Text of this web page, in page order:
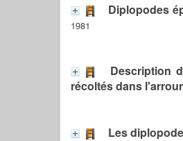
Diplopodes
1981
Description
récoltés dans
Les